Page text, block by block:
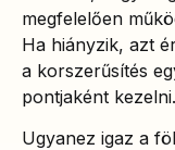
megfelelően
Ha hiányzik, azt
a korszerűsítés
pontjaként kezelni.
Ugyanez igaz a